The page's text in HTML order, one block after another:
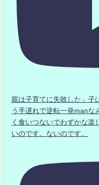
親は子育てに失敗した」子
う手遅れで逆転一発manな
く食いつないでわずかな楽
いのです。ないのです。